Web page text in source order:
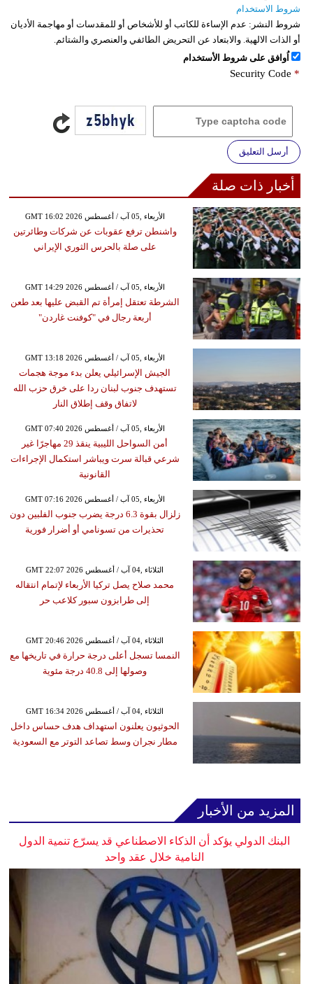
شروط الاستخدام
شروط النشر: عدم الإساءة للكاتب أو للأشخاص أو للمقدسات أو مهاجمة الأديان
أو الذات الالهية. والابتعاد عن التحريض الطائفي والعنصري والشتائم.
اُوافق على شروط الأستخدام
Security Code *
أرسل التعليق
أخبار ذات صلة
GMT 16:02 2026 الأربعاء ,05 آب / أغسطس
واشنطن ترفع عقوبات عن شركات وطائرتين
على صلة بالحرس الثوري الإيراني
GMT 14:29 2026 الأربعاء ,05 آب / أغسطس
الشرطة تعتقل إمرأة تم القبض عليها بعد طعن
أربعة رجال في "كوفنت غاردن"
GMT 13:18 2026 الأربعاء ,05 آب / أغسطس
الجيش الإسرائيلي يعلن بدء موجة هجمات
تستهدف جنوب لبنان ردا على خرق حزب الله
لاتفاق وقف إطلاق النار
GMT 07:40 2026 الأربعاء ,05 آب / أغسطس
أمن السواحل الليبية ينقذ 29 مهاجرًا غير
شرعي قبالة سرت ويباشر استكمال الإجراءات
القانونية
GMT 07:16 2026 الأربعاء ,05 آب / أغسطس
زلزال بقوة 6.3 درجة يضرب جنوب الفلبين دون
تحذيرات من تسونامي أو أضرار فورية
GMT 22:07 2026 الثلاثاء ,04 آب / أغسطس
محمد صلاح يصل تركيا الأربعاء لإتمام انتقاله
إلى طرابزون سبور كلاعب حر
GMT 20:46 2026 الثلاثاء ,04 آب / أغسطس
النمسا تسجل أعلى درجة حرارة في تاريخها مع
وصولها إلى 40.8 درجة مئوية
GMT 16:34 2026 الثلاثاء ,04 آب / أغسطس
الحوثيون يعلنون استهداف هدف حساس داخل
مطار نجران وسط تصاعد التوتر مع السعودية
المزيد من الأخبار
البنك الدولي يؤكد أن الذكاء الاصطناعي قد يسرّع تنمية الدول
النامية خلال عقد واحد